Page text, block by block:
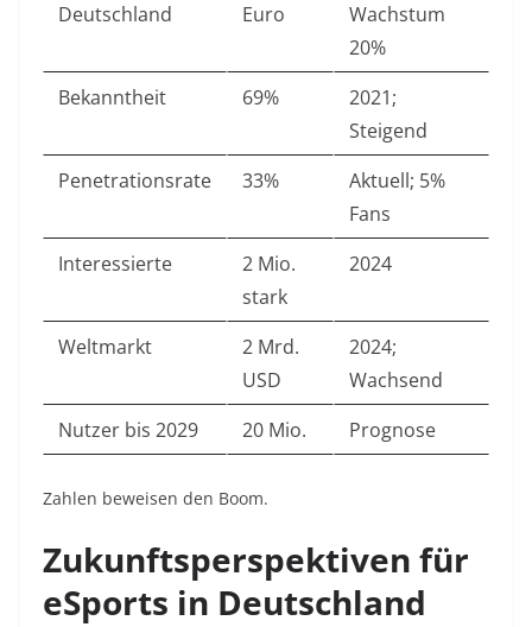
Deutschland
Euro
Wachstum
20%
Bekanntheit
69%
2021;
Steigend
Penetrationsrate
33%
Aktuell; 5%
Fans
Interessierte
2 Mio.
stark
2024
Weltmarkt
2 Mrd.
USD
2024;
Wachsend
Nutzer bis 2029
20 Mio. Prognose
Zahlen beweisen den Boom.
Zukunftsperspektiven für
eSports in Deutschland